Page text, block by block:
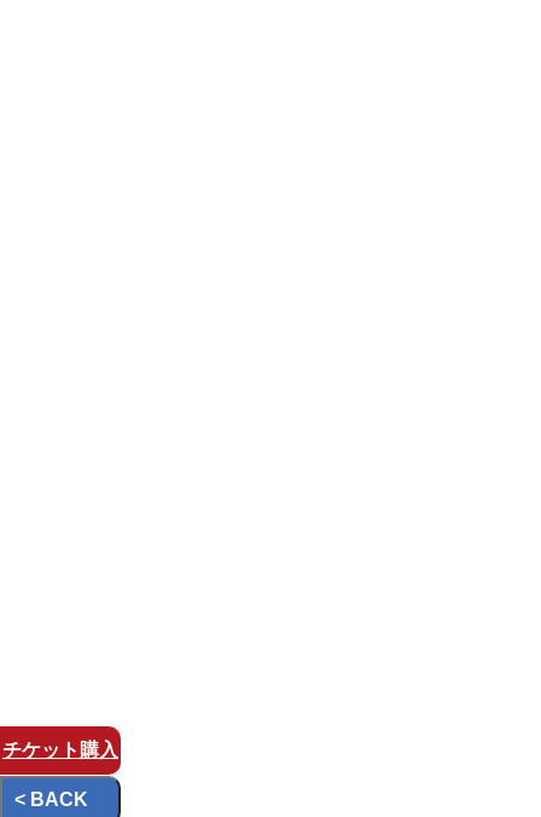
チケット 購入
< BACK